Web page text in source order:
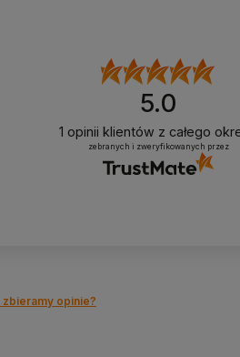
5.0
1 opinii klientów z całego
zebranych i zweryfikowanych przez
zbieramy opinie?